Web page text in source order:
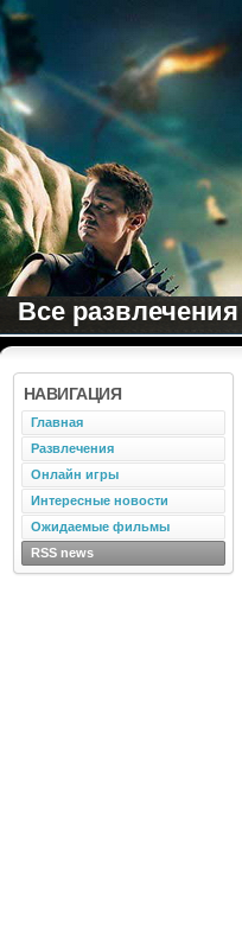
Все
НАВИГАЦИЯ
Главная
Развлечения
Онлайн игры
Интересные новости
Ожидаемые фильмы
RSS news